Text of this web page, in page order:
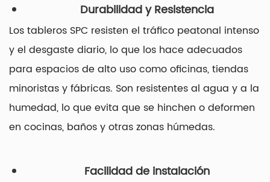
Durabilidad y Resistencia
Los tableros SPC resisten el tráfico peatonal intenso
y el desgaste diario, lo que los hace adecuados
para espacios de alto uso como oficinas, tiendas
minoristas y fábricas. Son resistentes al agua y a la
humedad, lo que evita que se hinchen o deformen
en cocinas, baños y otras zonas húmedas.
Facilidad de instalación